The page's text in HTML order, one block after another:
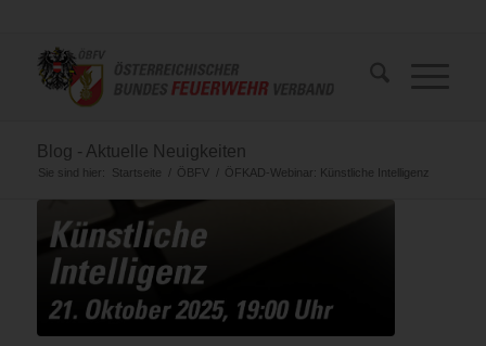
Blog - Aktuelle Neuigkeiten
Sie sind hier: Startseite / ÖBFV / ÖFKAD-Webinar: Künstliche Intelligenz